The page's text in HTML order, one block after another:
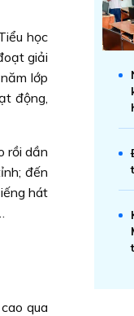
học
giải
lớp
động,
rồi dần
đến
hát
qua